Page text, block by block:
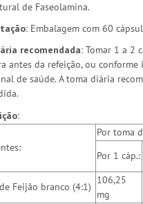
de Faseolamina.
Embalagem com 60
recomendada: Tomar 1 a 2
antes da refeição, ou conforme
de saúde. A toma diária
Por toma
Por 1 cáp.:
Feijão branco (4:1)
106,25
mg